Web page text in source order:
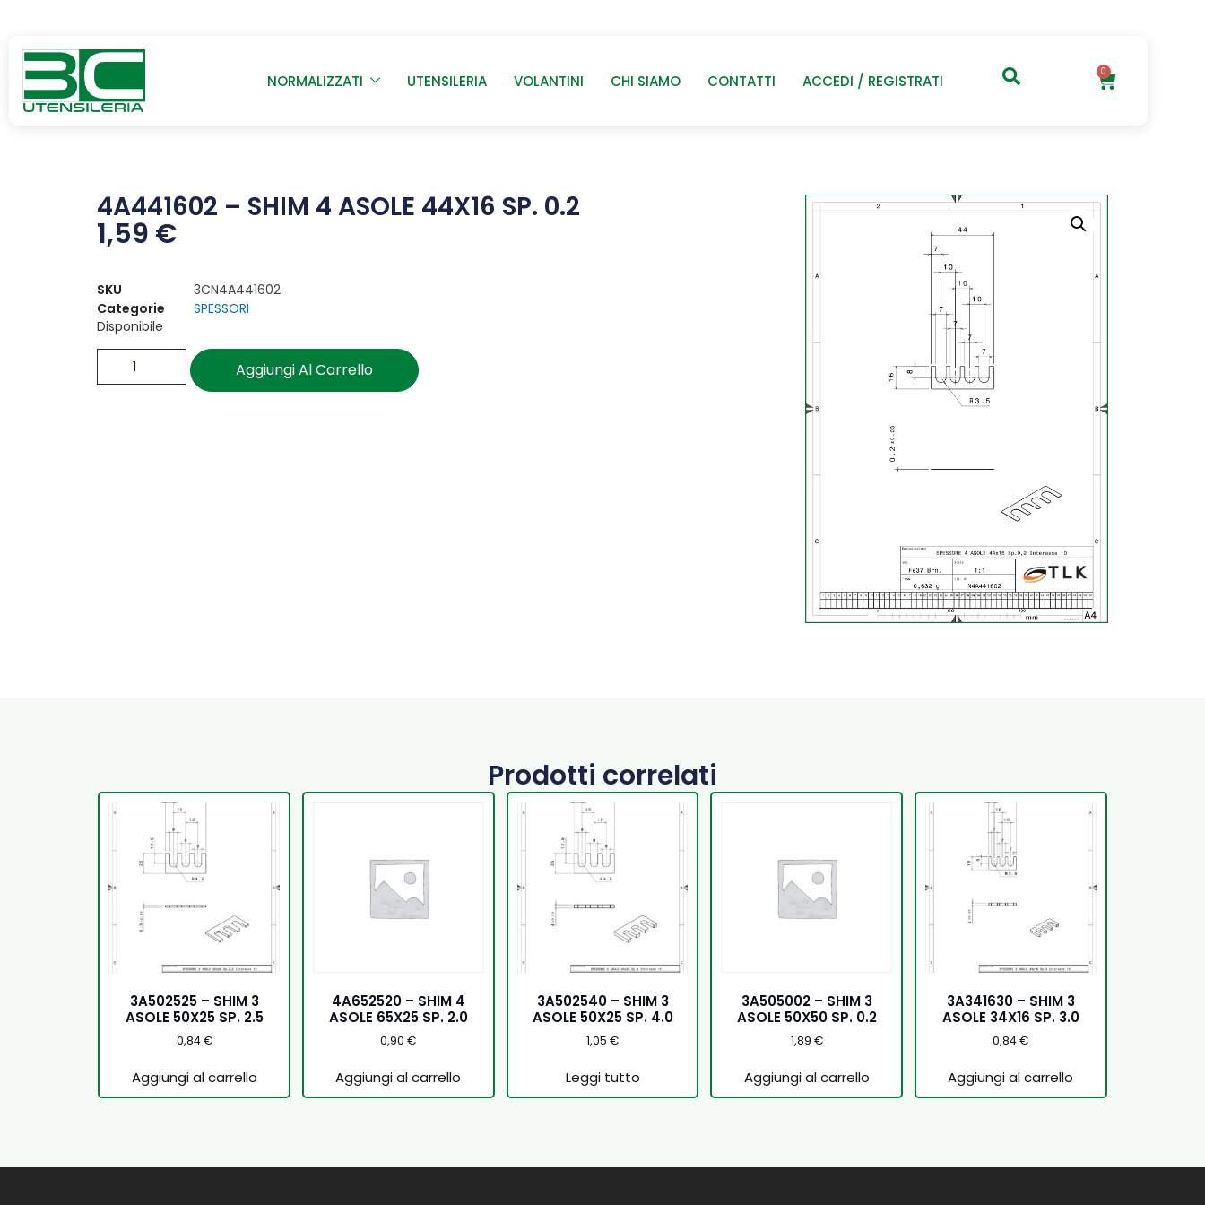
NORMALIZZATI UTENSILERIA VOLANTINI CHI SIAMO CONTATTI ACCEDI / REGISTRATI 0
4A441602 – SHIM 4 ASOLE 44X16 SP. 0.2
1,59 €
SKU
3CN4A441602
Categorie
SPESSORI
Disponibile
Aggiungi Al Carrello
Prodotti correlati
3A502525 – SHIM 3
ASOLE 50X25 SP. 2.5
0,84€
Aggiungi al carrello
4A652520 – SHIM 4
ASOLE 65X25 SP. 2.0
0,90€
Aggiungi al carrello
3A502540 – SHIM 3
ASOLE 50X25 SP. 4.0
1,05 €
Leggi tutto
3A505002 – SHIM 3
ASOLE 50X50 SP. 0.2
1,89 €
Aggiungi al carrello
3A341630 – SHIM 3
ASOLE 34X16 SP. 3.0
0,84€
Aggiungi al carrello